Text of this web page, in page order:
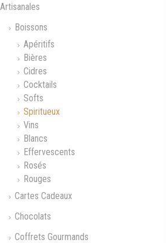
Artisanales
Boissons
Apéritifs
Bières
Cidres
Cocktails
Softs
Spiritueux
Vins
Blancs
Effervescents
Rosés
Rouges
Cartes Cadeaux
Chocolats
Coffrets Gourmands